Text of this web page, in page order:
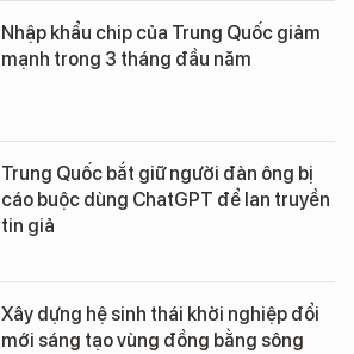
Nhập khẩu chip của Trung Quốc giảm
mạnh trong 3 tháng đầu năm
Trung Quốc bắt giữ người đàn ông bị
cáo buộc dùng ChatGPT để lan truyền
tin giả
Xây dựng hệ sinh thái khởi nghiệp đổi
mới sáng tạo vùng đồng bằng sông